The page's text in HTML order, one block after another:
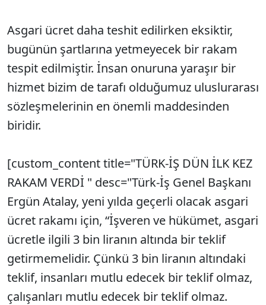
Asgari ücret daha teshit edilirken eksiktir,
bugünün şartlarına yetmeyecek bir rakam
tespit edilmiştir. İnsan onuruna yaraşır bir
hizmet bizim de tarafı olduğumuz uluslurarası
sözleşmelerinin en önemli maddesinden
biridir.
[custom_content title="TÜRK-İŞ DÜN İLK KEZ
RAKAM VERDİ " desc="Türk-İş Genel Başkanı
Ergün Atalay, yeni yılda geçerli olacak asgari
ücret rakamı için, “İşveren ve hükümet, asgari
ücretle ilgili 3 bin liranın altında bir teklif
getirmemelidir. Çünkü 3 bin liranın altındaki
teklif, insanları mutlu edecek bir teklif olmaz,
çalışanları mutlu edecek bir teklif olmaz.